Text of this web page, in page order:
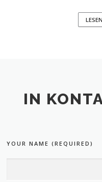
IN
YOUR NAME (REQUIRED)